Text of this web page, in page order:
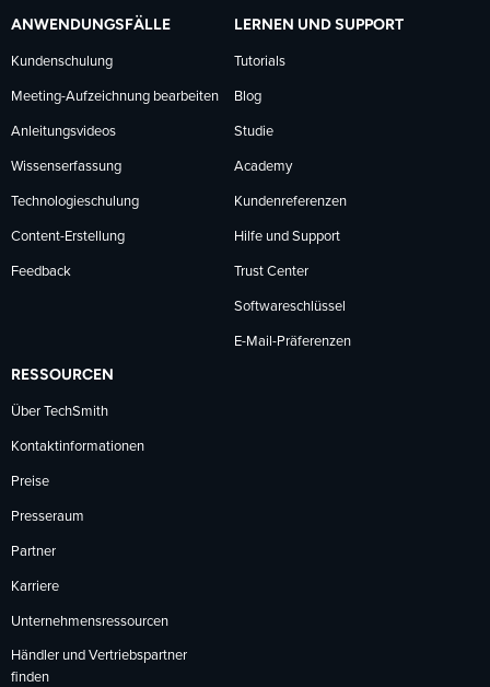
ANWENDUNGSFÄLLE
Kundenschulung
Meeting-Aufzeichnung bearbeiten
Anleitungsvideos
Wissenserfassung
Technologieschulung
Content-Erstellung
Feedback
LERNEN UND SUPPORT
Tutorials
Blog
Studie
Academy
Kundenreferenzen
Hilfe und Support
Trust Center
Softwareschlüssel
E-Mail-Präferenzen
RESSOURCEN
Über TechSmith
Kontaktinformationen
Preise
Presseraum
Partner
Karriere
Unternehmensressourcen
Händler und Vertriebspartner
finden